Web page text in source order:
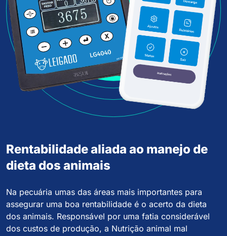
Rentabilidade aliada ao manejo de
dieta dos animais
Na pecuária umas das áreas mais importantes para
assegurar uma boa rentabilidade é o acerto da dieta
dos animais. Responsável por uma fatia considerável
dos custos de produção, a Nutrição animal mal